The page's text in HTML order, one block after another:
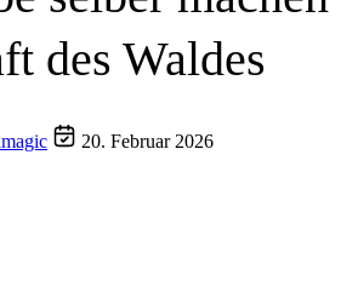
des Waldes
20. Februar 2026